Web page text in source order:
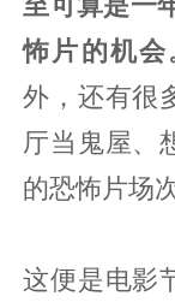
怖片的机会
外，还有很
厅当鬼屋、
的恐怖片场
这便是电影